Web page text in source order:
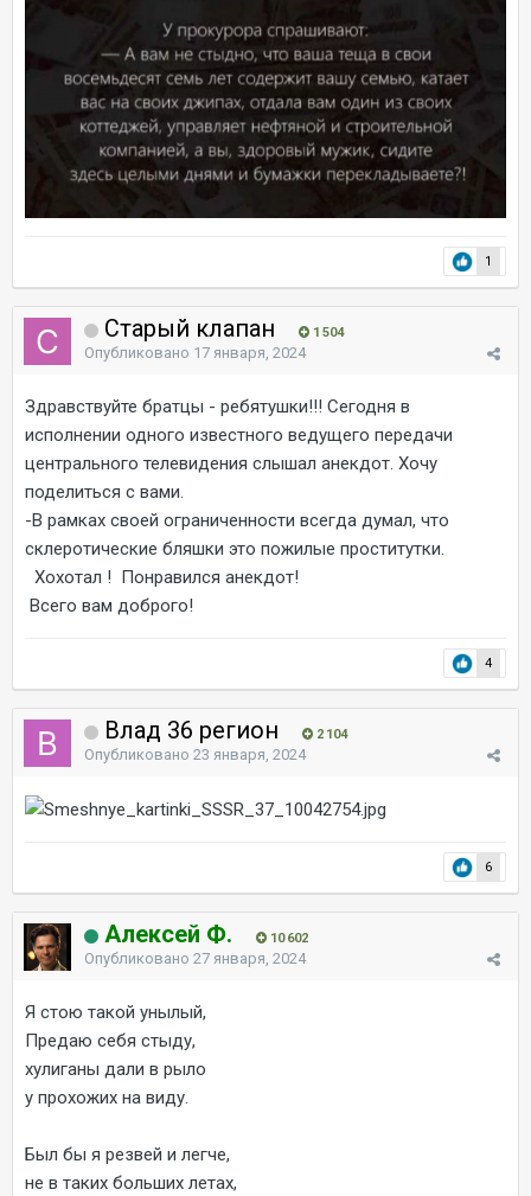
1
Старый клапан 1 504
Опубликовано 17 января, 2024
Здравствуйте братцы - ребятушки!!! Сегодня в
исполнении одного известного ведущего передачи
центрального телевидения слышал анекдот. Хочу
поделиться с вами.
-В рамках своей ограниченности всегда думал, что
склеротические бляшки это пожилые проститутки.
Хохотал ! Понравился анекдот!
Всего вам доброго!
4
Влад 36 регион 2 104
Опубликовано 23 января, 2024
6
Алексей Ф. 10 602
Опубликовано 27 января, 2024
Я стою такой унылый,
Предаю себя стыду,
хулиганы дали в рыло
у прохожих на виду.
Был бы я резвей и легче,
не в таких больших летах,